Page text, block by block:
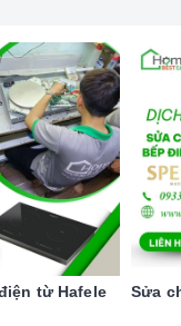
sự đồng ý của
có một trải
từ Hafele Sửa